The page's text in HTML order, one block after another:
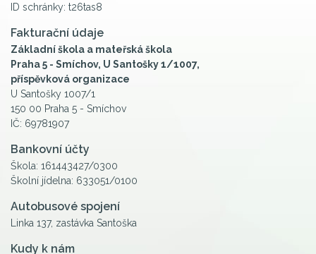
ID schránky: t26tas8
Fakturační údaje
Základní škola a mateřská škola
Praha 5 - Smíchov, U Santošky 1/1007,
příspěvková organizace
U Santošky 1007/1
150 00 Praha 5 - Smíchov
IČ: 69781907
Bankovní účty
Škola: 161443427/0300
Školní jídelna: 633051/0100
Autobusové spojení
Linka 137, zastávka Santoška
Kudy k nám